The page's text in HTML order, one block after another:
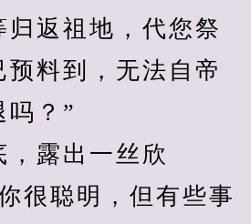
归返祖地，代您祭
料到，无法自帝
吗？”
露出一丝欣
很聪明，但有些事